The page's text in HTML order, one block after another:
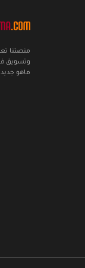
منصتنا
وتسويق
ماهو